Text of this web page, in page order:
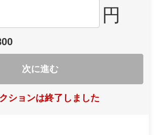
円
次に進む
ションは終了しました